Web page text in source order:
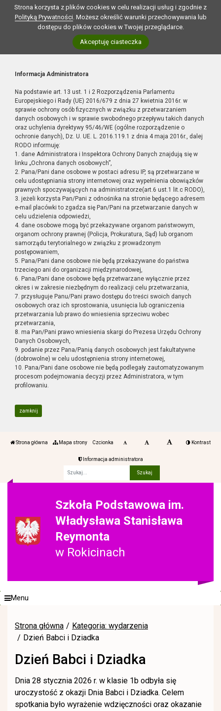
Strona korzysta z plików cookies w celu realizacji usług i zgodnie z
Polityką Prywatności. Możesz określić warunki przechowywania lub
dostępu do plików cookies w Twojej przeglądarce.
Akceptuję ciasteczka
Informacja Administratora
Na podstawie art. 13 ust. 1 i 2 Rozporządzenia Parlamentu
Europejskiego i Rady (UE) 2016/679 z dnia 27 kwietnia 2016r. w
sprawie ochrony osób fizycznych w związku z przetwarzaniem
danych osobowych i w sprawie swobodnego przepływu takich danych
oraz uchylenia dyrektywy 95/46/WE (ogólne rozporządzenie o
ochronie danych), Dz. U. UE. L. 2016.119.1 z dnia 4 maja 2016r., dalej
RODO informuję:
1. dane Administratora i Inspektora Ochrony Danych znajdują się w
linku „Ochrona danych osobowych”,
2. Pana/Pani dane osobowe w postaci adresu IP, są przetwarzane w
celu udostępniania strony internetowej oraz wypełnienia obowiązków
prawnych spoczywających na administratorze(art.6 ust.1 lit.c RODO),
3. jeżeli korzysta Pan/Pani z odnośnika na stronie będącego adresem
e-mail placówki to zgadza się Pan/Pani na przetwarzanie danych w
celu udzielenia odpowiedzi,
4. dane osobowe mogą być przekazywane organom państwowym,
organom ochrony prawnej (Policja, Prokuratura, Sąd) lub organom
samorządu terytorialnego w związku z prowadzonym
postępowaniem,
5. Pana/Pani dane osobowe nie będą przekazywane do państwa
trzeciego ani do organizacji międzynarodowej,
6. Pana/Pani dane osobowe będą przetwarzane wyłącznie przez
okres i w zakresie niezbędnym do realizacji celu przetwarzania,
7. przysługuje Panu/Pani prawo dostępu do treści swoich danych
osobowych oraz ich sprostowania, usunięcia lub ograniczenia
przetwarzania lub prawo do wniesienia sprzeciwu wobec
przetwarzania,
8. ma Pan/Pani prawo wniesienia skargi do Prezesa Urzędu Ochrony
Danych Osobowych,
9. podanie przez Pana/Panią danych osobowych jest fakultatywne
(dobrowolne) w celu udostępnienia strony internetowej,
10. Pana/Pani dane osobowe nie będą podlegały zautomatyzowanym
procesom podejmowania decyzji przez Administratora, w tym
profilowaniu.
zamknij
Strona główna Mapa strony Czcionka Kontrast
Informacja administratora
Szkoła Podstawowa im.
Władysława Stanisława
Reymonta
w Rokicinach
Menu
Strona główna
Kategoria: wydarzenia
Dzień Babci i Dziadka
Dzień Babci i Dziadka
Dnia 28 stycznia 2026 r. w klasie 1b odbyła się
uroczystość z okazji Dnia Babci i Dziadka. Celem
spotkania było wyrażenie wdzięczności oraz okazanie